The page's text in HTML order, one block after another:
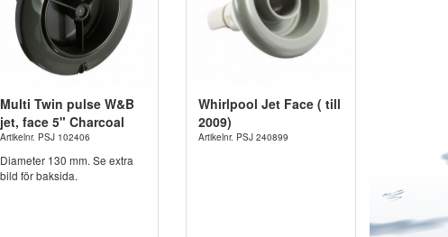
Multi Twin pulse W&B
jet, face 5" Charcoal
Artikelnr. PSJ 102406
Diameter 130 mm. Se extra
bild för baksida.
Whirlpool Jet Face ( till
2009)
Artikelnr. PSJ 240899